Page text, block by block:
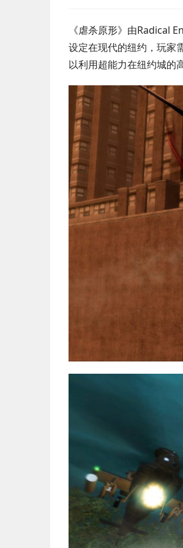
《虐杀原形》由Radical
设定在现代的纽约，玩家
以利用超能力在纽约城的